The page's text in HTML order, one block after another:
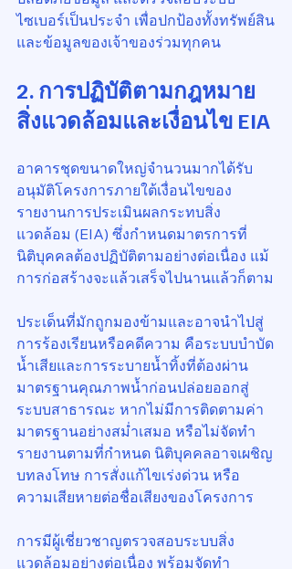
ไซเบอร์เป็นประจำ เพื่อปกป้องทั้งทรัพย์สิน
และข้อมูลของเจ้าของร่วมทุกคน
2. การปฏิบัติตามกฎหมาย
สิ่งแวดล้อมและเงื่อนไข EIA
อาคารชุดขนาดใหญ่จำนวนมากได้รับ
อนุมัติโครงการภายใต้เงื่อนไขของ
รายงานการประเมินผลกระทบสิ่ง
แวดล้อม (EIA) ซึ่งกำหนดมาตรการที่
นิติบุคคลต้องปฏิบัติตามอย่างต่อเนื่อง แม้
การก่อสร้างจะแล้วเสร็จไปนานแล้วก็ตาม
ประเด็นที่มักถูกมองข้ามและอาจนำไปสู่
การร้องเรียนหรือคดีความ คือระบบบำบัด
น้ำเสียและการระบายน้ำทิ้งที่ต้องผ่าน
มาตรฐานคุณภาพน้ำก่อนปล่อยออกสู่
ระบบสาธารณะ หากไม่มีการติดตามค่า
มาตรฐานอย่างสม่ำเสมอ หรือไม่จัดทำ
รายงานตามที่กำหนด นิติบุคคลอาจเผชิญ
บทลงโทษ การสั่งแก้ไขเร่งด่วน หรือ
ความเสียหายต่อชื่อเสียงของโครงการ
การมีผู้เชี่ยวชาญตรวจสอบระบบสิ่ง
แวดล้อมอย่างต่อเนื่อง พร้อมจัดทำ